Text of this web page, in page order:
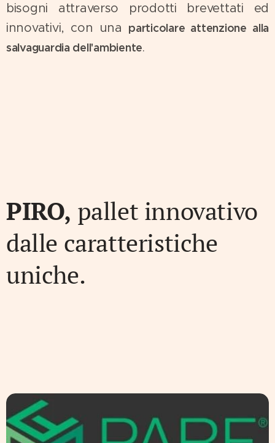
bisogni attraverso prodotti brevettati ed
innovativi, con una particolare attenzione alla
salvaguardia dell'ambiente.
PIRO, pallet innovativo
dalle caratteristiche
uniche.